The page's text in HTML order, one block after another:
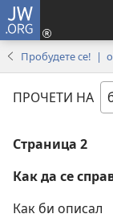
JW.ORG
Пробудете се! |
ПРОЧЕТИ НА
Страница 2
Как да се
Как би описал